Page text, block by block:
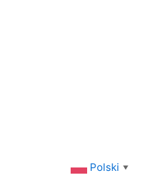
Polski ▼